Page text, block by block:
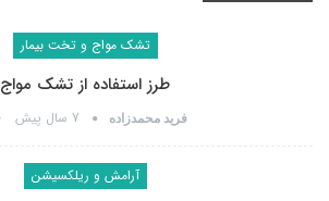
تشک مواج و تخت بیمار
طرز استفاده از تشک مواج
فرید محمدزاده 7 سال پیش
آرامش و ریلکسیشن